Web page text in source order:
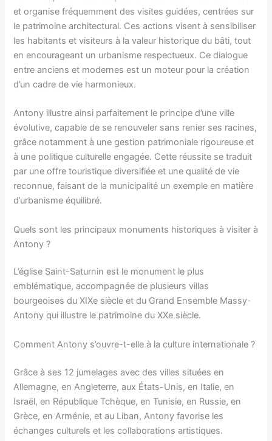
et organise fréquemment des visites guidées, centrées sur
le patrimoine architectural. Ces actions visent à sensibiliser
les habitants et visiteurs à la valeur historique du bâti, tout
en encourageant un urbanisme respectueux. Ce dialogue
entre anciens et modernes est un moteur pour la création
d’un cadre de vie harmonieux.
Antony illustre ainsi parfaitement le principe d’une ville
évolutive, capable de se renouveler sans renier ses racines,
grâce notamment à une gestion patrimoniale rigoureuse et
à une politique culturelle engagée. Cette réussite se traduit
par une offre touristique diversifiée et une qualité de vie
reconnue, faisant de la municipalité un exemple en matière
d’urbanisme équilibré.
Quels sont les principaux monuments historiques à visiter à
Antony ?
L’église Saint-Saturnin est le monument le plus
emblématique, accompagnée de plusieurs villas
bourgeoises du XIXe siècle et du Grand Ensemble Massy-
Antony qui illustre le patrimoine du XXe siècle.
Comment Antony s’ouvre-t-elle à la culture internationale ?
Grâce à ses 12 jumelages avec des villes situées en
Allemagne, en Angleterre, aux États-Unis, en Italie, en
Israël, en République Tchèque, en Tunisie, en Russie, en
Grèce, en Arménie, et au Liban, Antony favorise les
échanges culturels et les collaborations artistiques.